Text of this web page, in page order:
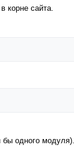
корне сайта.
одного модуля).